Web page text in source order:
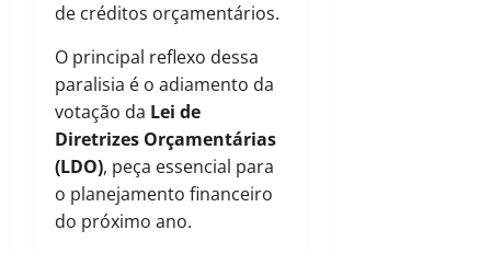
de créditos orçamentários.
O principal reflexo dessa
paralisia é o adiamento da
votação da Lei de
Diretrizes Orçamentárias
(LDO), peça essencial para
o planejamento financeiro
do próximo ano.